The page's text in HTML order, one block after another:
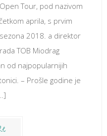
Tour, pod nazivom
aprila, s prvim
2018. a direktor
TOB Miodrag
od najpopularnijih
– Prošle godine je